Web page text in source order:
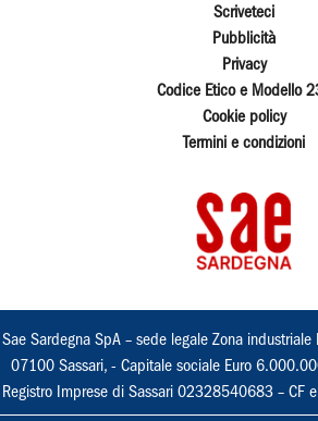
Scriveteci
Pubblicità
Privacy
Codice Etico e Modello
Cookie policy
Termini e condizioni
Sae Sardegna SpA – sede legale Zona
07100 Sassari, - Capitale sociale Euro
Registro Imprese di Sassari 02328540683 – CF